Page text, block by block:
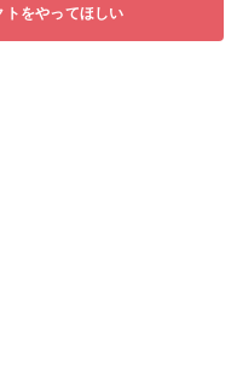
トをやってほしい